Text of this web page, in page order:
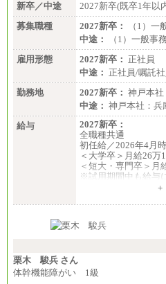
新卒／中途
2027新卒(既卒1年以
募集職種
2027新卒：
（1）一
中途：
（1）一般事
雇用形態
2027新卒： 正社員
中途： 正社員/嘱託社
勤務地
2027新卒： 神戸本
中途： 神戸本社：
給与
2027新卒：
全職種共通
初任給／2026年4月
＜大学卒＞月給26万
＜短大・専門卒＞月
※試用期間中も給与
月給24万円～
※試用期間中も給与
+
栗木 駿兵 さん
体幹機能障がい 1級